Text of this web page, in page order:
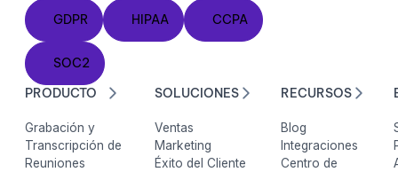
GDPR
GDPR
HIPAA
HIPAA
CCPA
CCPA
SOC2
SOC2
PRODUCTO
Grabación y
Transcripción de
Reuniones
SOLUCIONES
Ventas
Marketing
Éxito del Cliente
RECURSOS
Blog
Integraciones
Centro de